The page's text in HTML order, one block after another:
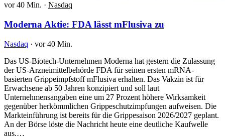
vor 40 Min. · Nasdaq
Moderna Aktie: FDA lässt mFlusiva zu
Nasdaq · vor 40 Min.
Das US-Biotech-Unternehmen Moderna hat gestern die Zulassung
der US-Arzneimittelbehörde FDA für seinen ersten mRNA-
basierten Grippeimpfstoff mFlusiva erhalten. Das Vakzin ist für
Erwachsene ab 50 Jahren konzipiert und soll laut
Unternehmensangaben eine um 27 Prozent höhere Wirksamkeit
gegenüber herkömmlichen Grippeschutzimpfungen aufweisen. Die
Markteinführung ist bereits für die Grippesaison 2026/2027 geplant.
An der Börse löste die Nachricht heute eine deutliche Kaufwelle
aus.…